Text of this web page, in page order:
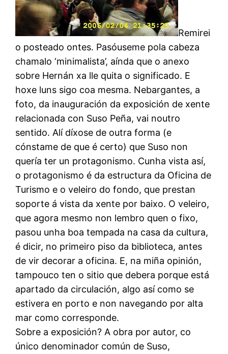
Remirei
o posteado ontes. Pasóuseme pola cabeza
chamalo ‘minimalista’, aínda que o anexo
sobre Hernán xa lle quita o significado. E
hoxe luns sigo coa mesma. Nebargantes, a
foto, da inauguración da exposición de xente
relacionada con Suso Peña, vai noutro
sentido. Alí díxose de outra forma (e
cónstame de que é certo) que Suso non
quería ter un protagonismo. Cunha vista así,
o protagonismo é da estructura da Oficina de
Turismo e o veleiro do fondo, que prestan
soporte á vista da xente por baixo. O veleiro,
que agora mesmo non lembro quen o fixo,
pasou unha boa tempada na casa da cultura,
é dicir, no primeiro piso da biblioteca, antes
de vir decorar a oficina. E, na miña opinión,
tampouco ten o sitio que debera porque está
apartado da circulación, algo así como se
estivera en porto e non navegando por alta
mar como corresponde.
Sobre a exposición? A obra por autor, co
único denominador común de Suso,